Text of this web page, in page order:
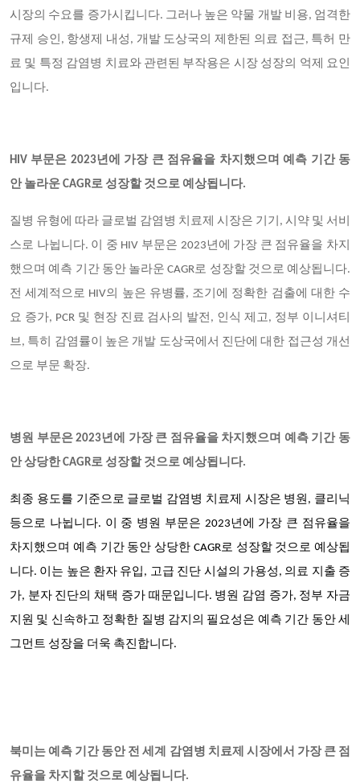
시장의 수요를 증가시킵니다. 그러나 높은 약물 개발 비용, 엄격한
규제 승인, 항생제 내성, 개발 도상국의 제한된 의료 접근, 특허 만
료 및 특정 감염병 치료와 관련된 부작용은 시장 성장의 억제 요인
입니다.
HIV 부문은 2023년에 가장 큰 점유율을 차지했으며 예측 기간 동
안 놀라운 CAGR로 성장할 것으로 예상됩니다.
질병 유형에 따라 글로벌 감염병 치료제 시장은 기기, 시약 및 서비
스로 나뉩니다. 이 중 HIV 부문은 2023년에 가장 큰 점유율을 차지
했으며 예측 기간 동안 놀라운 CAGR로 성장할 것으로 예상됩니다.
전 세계적으로 HIV의 높은 유병률, 조기에 정확한 검출에 대한 수
요 증가, PCR 및 현장 진료 검사의 발전, 인식 제고, 정부 이니셔티
브, 특히 감염률이 높은 개발 도상국에서 진단에 대한 접근성 개선
으로 부문 확장.
병원 부문은 2023년에 가장 큰 점유율을 차지했으며 예측 기간 동
안 상당한 CAGR로 성장할 것으로 예상됩니다.
최종 용도를 기준으로 글로벌 감염병 치료제 시장은 병원, 클리닉
등으로 나뉩니다. 이 중 병원 부문은 2023년에 가장 큰 점유율을
차지했으며 예측 기간 동안 상당한 CAGR로 성장할 것으로 예상됩
니다. 이는 높은 환자 유입, 고급 진단 시설의 가용성, 의료 지출 증
가, 분자 진단의 채택 증가 때문입니다. 병원 감염 증가, 정부 자금
지원 및 신속하고 정확한 질병 감지의 필요성은 예측 기간 동안 세
그먼트 성장을 더욱 촉진합니다.
북미는 예측 기간 동안 전 세계 감염병 치료제 시장에서 가장 큰 점
유율을 차지할 것으로 예상됩니다.